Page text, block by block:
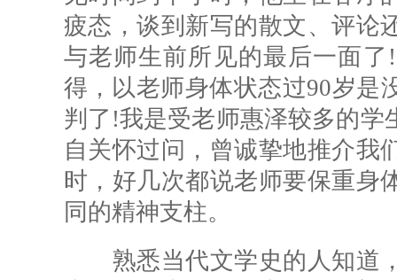
疲态，谈到新写的散文、评论
与老师生前所见的最后一面
得，以老师身体状态过90岁是
判了!我是受老师惠泽较多的学
自关怀过问，曾诚挚地推介我
时，好几次都说老师要保重身
同的精神支柱。
熟悉当代文学史的人知道